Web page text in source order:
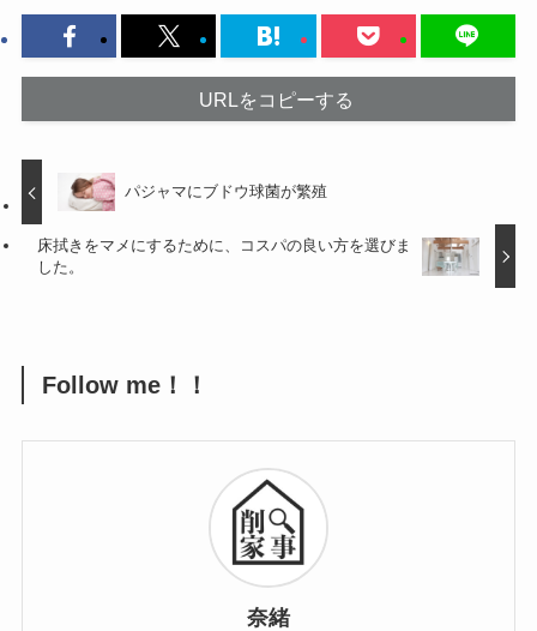
URLをコピーする
パジャマにブドウ球菌が繁殖
床拭きをマメにするために、コスパの良い方を選びま
した。
Follow me！！
奈緒